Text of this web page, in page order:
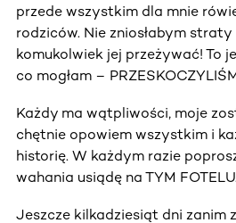
przede wszystkim dla mnie
rodziców. Nie zniosłabym
komukolwiek jej przeżywać! To
co mogłam –
Każdy ma wątpliwości, moje
chętnie opowiem wszystkim i
historię. W każdym razie
wahania usiądę na TYM
Jeszcze kilkadziesiąt dni zanim